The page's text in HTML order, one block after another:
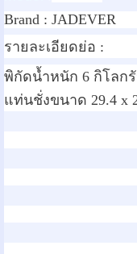
Brand : JADEVER
รายละเอียดย่อ :
พิกัดน้ำหนัก 6 กิโลก
แท่นชั่งขนาด 29.4 x